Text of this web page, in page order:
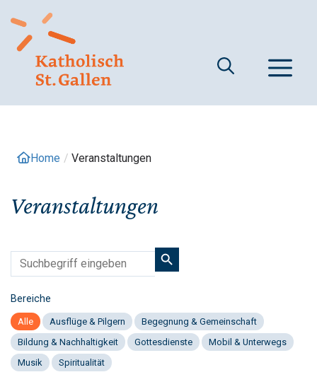
zum
Inhalt
Home / Veranstaltungen
Veranstaltungen
Bereiche
Alle Ausflüge & Pilgern
Begegnung & Gemeinschaft
Bildung & Nachhaltigkeit
Gottesdienste
Mobil & Unterwegs
Musik
Spiritualität